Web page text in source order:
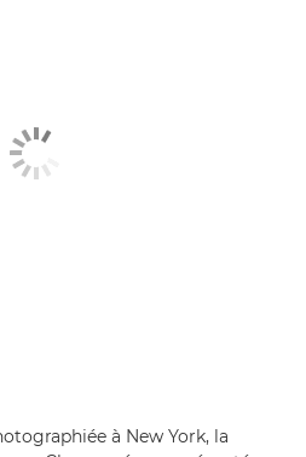
à New York, la